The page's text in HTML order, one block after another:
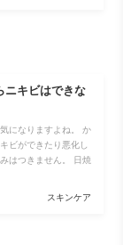
ニキビはできな
になりますよね。 か
ビができたり悪化し
はつきません。 日焼
スキンケア